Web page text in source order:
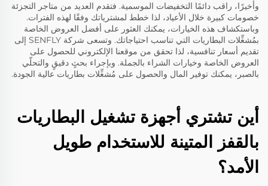
وأخيرًا، راقب دائمًا التخفيضات الموسمية. فتقدم العديد من متاجر التجزئة
خصومات كبيرة خلال الأعياد، لذا خطط لمشترياتك وفقًا لهذه الفترات.
وباستكشاف هذه الخيارات، يمكنك العثور على أفضل العروض الخاصة
بمُشغِّلات البطاريات التي تناسب احتياجاتك. وتسعى شركة SENFLY إلى
تقديم أسعار تنافسية، لذا تحقق من موقعنا الإلكتروني للحصول على
العروض الخاصة وخيارات الشراء بالجملة. وبإجراء بحثٍ دقيقٍ والتحلّي
بالصبر، يمكنك توفير المال والحصول على مُشغِّلات بطاريات عالية الجودة.
أين تشتري أجهزة تشغيل البطاريات
بالقفز المتينة للاستخدام طويل
الأمد؟